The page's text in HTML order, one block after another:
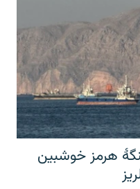
هرمز خوشبین